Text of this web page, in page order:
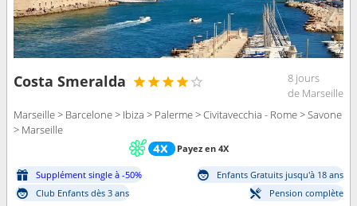
Costa Smeralda
8 jours
de Marseille
Marseille > Barcelone > Ibiza > Palerme > Civitavecchia - Rome > Savone
> Marseille
Payez en 4X
Supplément single à -50%
Enfants Gratuits jusqu'à 18 ans
Club Enfants dès 3 ans
Pension complète